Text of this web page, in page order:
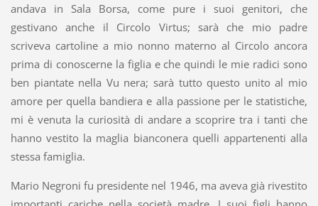
andava in Sala Borsa, come pure i suoi genitori, che
gestivano anche il Circolo Virtus; sarà che mio padre
scriveva cartoline a mio nonno materno al Circolo ancora
prima di conoscerne la figlia e che quindi le mie radici sono
ben piantate nella Vu nera; sarà tutto questo unito al mio
amore per quella bandiera e alla passione per le statistiche,
mi è venuta la curiosità di andare a scoprire tra i tanti che
hanno vestito la maglia bianconera quelli appartenenti alla
stessa famiglia.
Mario Negroni fu presidente nel 1946, ma aveva già rivestito